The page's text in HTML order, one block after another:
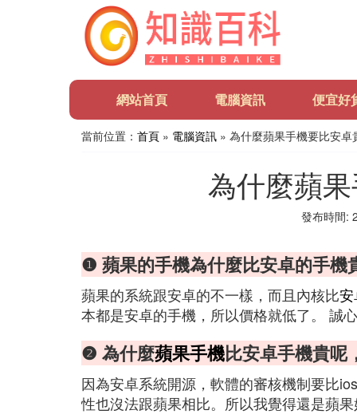
網站首頁 電腦資訊 便宜好
當前位置： 首頁 » 電腦資訊 » 為什麼蘋果手機要比安卓
為什麼蘋
發布時間:
❶ 蘋果的手機為什麼比安卓的手機
蘋果的系統跟安卓的不一樣，而且內核比
本都是安卓的手機，所以價格就低了。 誠
❷ 為什麼蘋果手機比安卓手機貴呢
因為安卓系統開源，軟體的審核機制要比
性也沒法跟蘋果相比。所以我覺得還是蘋